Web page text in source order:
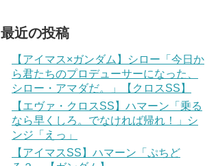
最近の投稿
【アイマス×ガンダム】シロー「今日か
ら君たちのプロデューサーになった、
シロー・アマダだ。」【クロスSS】
【エヴァ・クロスSS】ハマーン「乗る
なら早くしろ。でなければ帰れ！」シ
ンジ「えっ」
【アイマスSS】ハマーン「ぷちど